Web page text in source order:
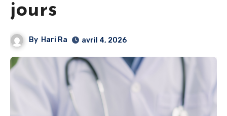
jours
By Hari Ra avril 4, 2026